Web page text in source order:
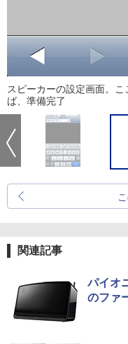
スピーカーの設定画面。
ば、準備完了
関連記事
パイオ
のファ